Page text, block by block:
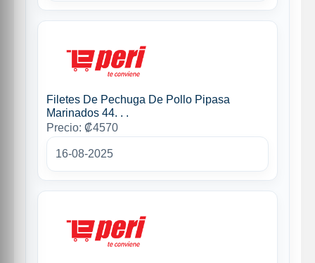
Filetes De Pechuga De Pollo Pipasa
Marinados 44. . .
Precio: ₡4570
16-08-2025